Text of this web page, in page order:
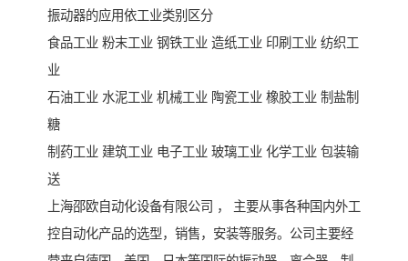
振动器的应用依工业类别区分
食品工业 粉末工业 钢铁工业 造纸工业 印刷工业 纺织工
业
石油工业 水泥工业 机械工业 陶瓷工业 橡胶工业 制盐制
糖
制药工业 建筑工业 电子工业 玻璃工业 化学工业 包装输
送
上海邵欧自动化设备有限公司 ， 主要从事各种国内外工
控自动化产品的选型，销售，安装等服务。公司主要经